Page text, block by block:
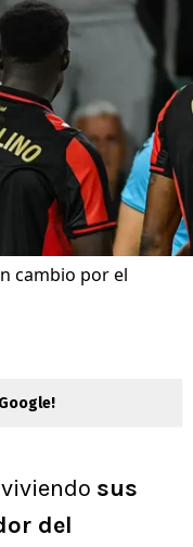
cambio por el
sus
del